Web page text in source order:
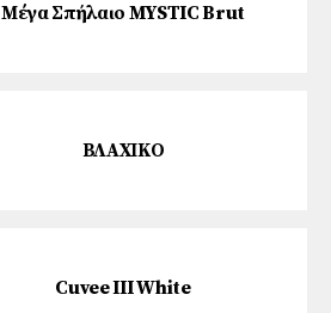
Μέγα Σπήλαιο MYSTIC Brut
ΒΛΑΧΙΚΟ
Cuvee III White